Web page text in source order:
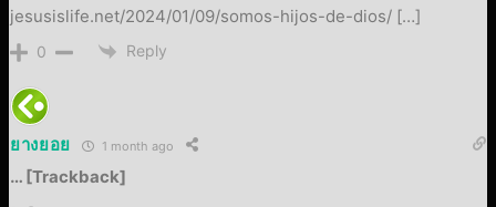
jesusislife.net/2024/01/09/somos-hijos-de-dios/ […]
0 Reply
ยางยอย 1 month ago
… [Trackback]